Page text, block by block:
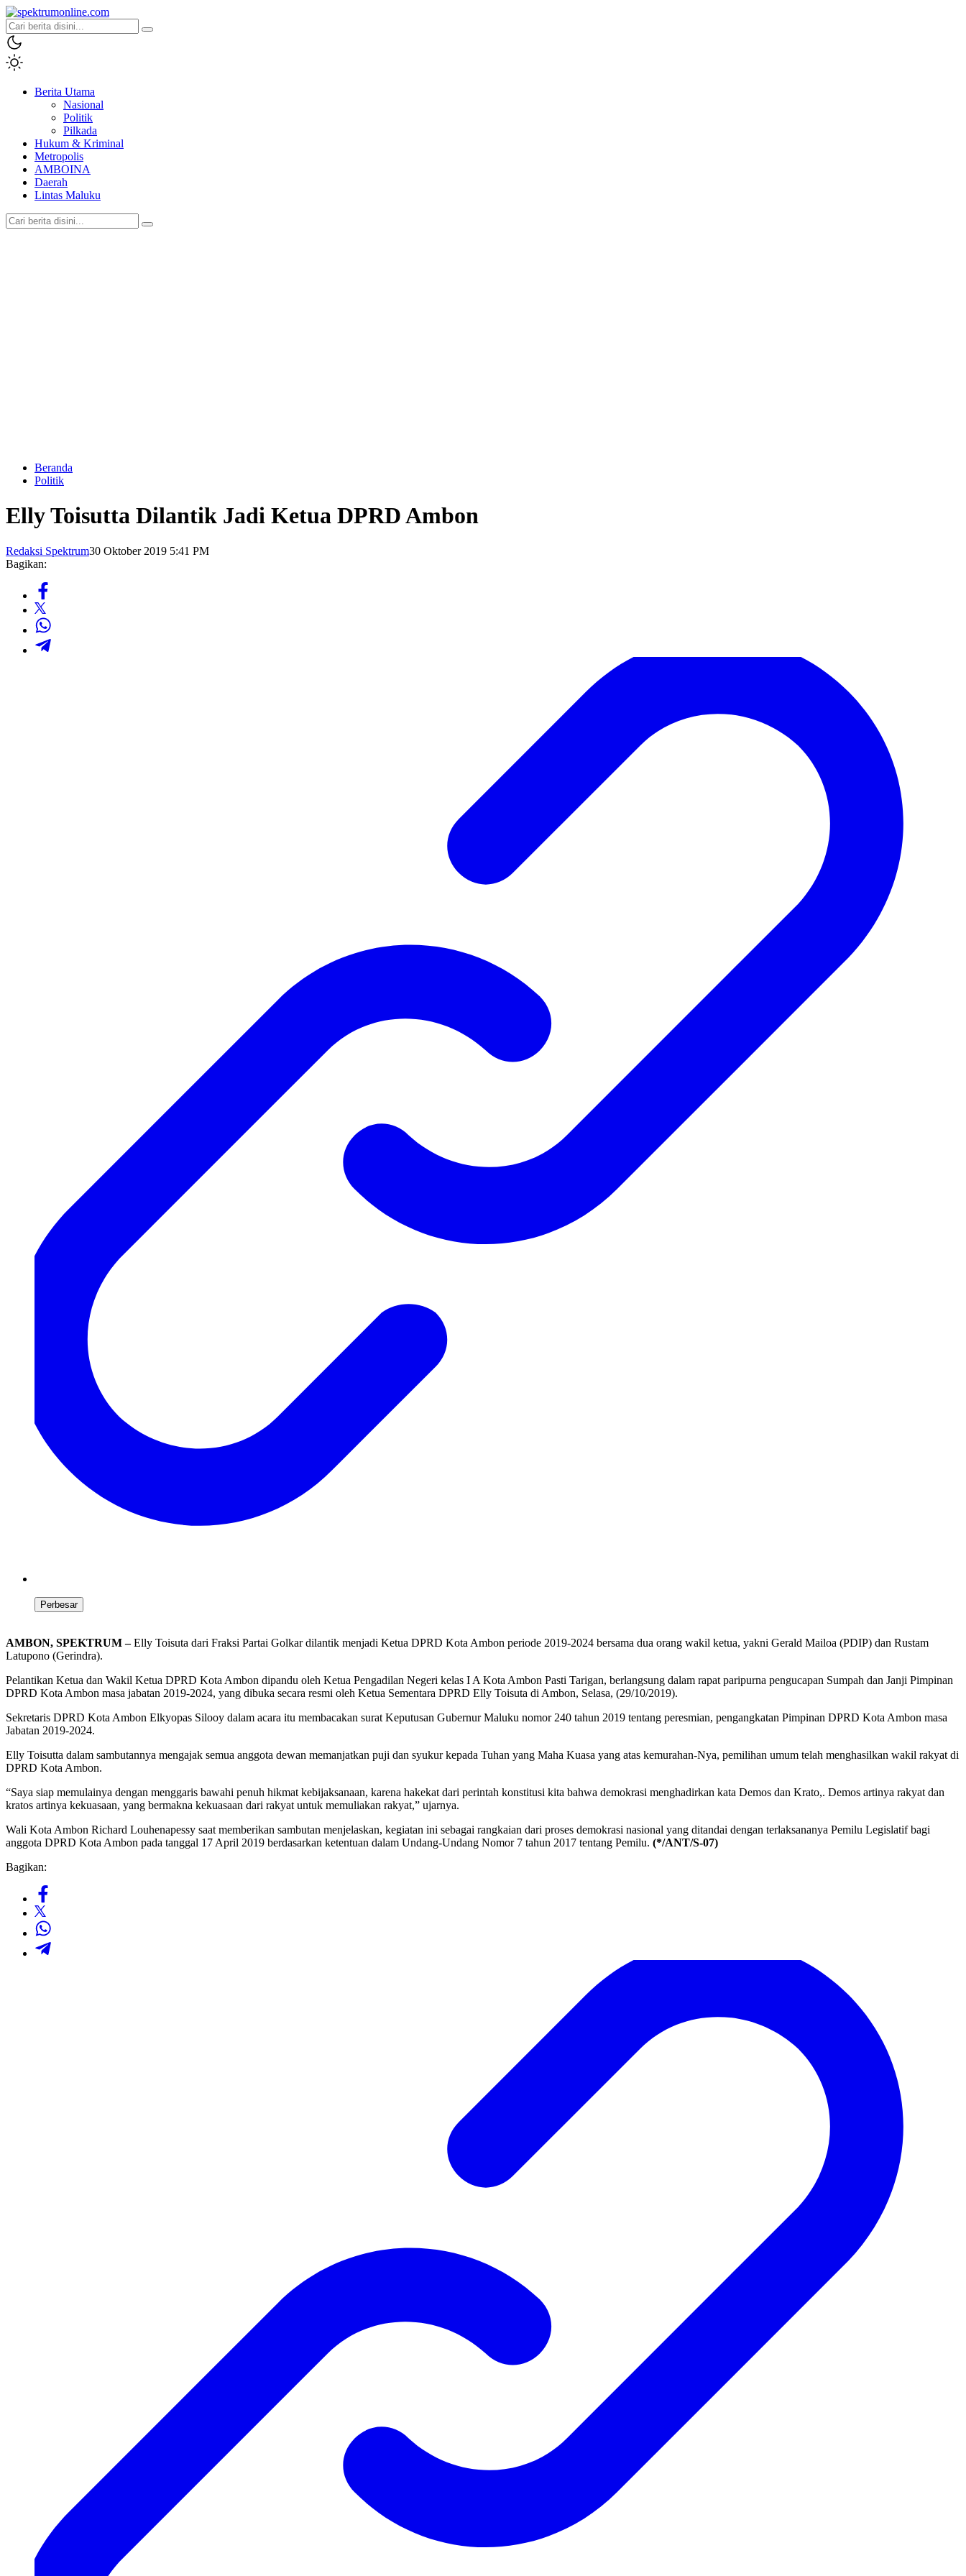
spektrumonline.com
Berita Utama
Nasional
Politik
Pilkada
Hukum & Kriminal
Metropolis
AMBOINA
Daerah
Lintas Maluku
Beranda
Politik
Elly Toisutta Dilantik Jadi Ketua DPRD Ambon
Redaksi Spektrum30 Oktober 2019 5:41 PM
Bagikan:
Perbesar
AMBON, SPEKTRUM –Elly Toisuta dari Fraksi Partai Golkar dilantik menjadi Ketua DPRD Kota Ambon periode 2019-2024 bersama dua orang wakil ketua, yakni Gerald Mailoa (PDIP) dan Rustam
Latupono (Gerindra).
Pelantikan Ketua dan Wakil Ketua DPRD Kota Ambon dipandu oleh Ketua Pengadilan Negeri kelas I A Kota Ambon Pasti Tarigan, berlangsung dalam rapat paripurna pengucapan Sumpah dan Janji Pimpinan
DPRD Kota Ambon masa jabatan 2019-2024, yang dibuka secara resmi oleh Ketua Sementara DPRD Elly Toisuta di Ambon, Selasa, (29/10/2019).
Sekretaris DPRD Kota Ambon Elkyopas Silooy dalam acara itu membacakan surat Keputusan Gubernur Maluku nomor 240 tahun 2019 tentang peresmian, pengangkatan Pimpinan DPRD Kota Ambon masa
Jabatan 2019-2024.
Elly Toisutta dalam sambutannya mengajak semua anggota dewan memanjatkan puji dan syukur kepada Tuhan yang Maha Kuasa yang atas kemurahan-Nya, pemilihan umum telah menghasilkan wakil rakyat di
DPRD Kota Ambon.
“Saya siap memulainya dengan menggaris bawahi penuh hikmat kebijaksanaan, karena hakekat dari perintah konstitusi kita bahwa demokrasi menghadirkan kata Demos dan Krato,. Demos artinya rakyat dan
kratos artinya kekuasaan, yang bermakna kekuasaan dari rakyat untuk memuliakan rakyat,” ujarnya.
Wali Kota Ambon Richard Louhenapessy saat memberikan sambutan menjelaskan, kegiatan ini sebagai rangkaian dari proses demokrasi nasional yang ditandai dengan terlaksananya Pemilu Legislatif bagi
anggota DPRD Kota Ambon pada tanggal 17 April 2019 berdasarkan ketentuan dalam Undang-Undang Nomor 7 tahun 2017 tentang Pemilu. (*/ANT/S-07)
Bagikan: